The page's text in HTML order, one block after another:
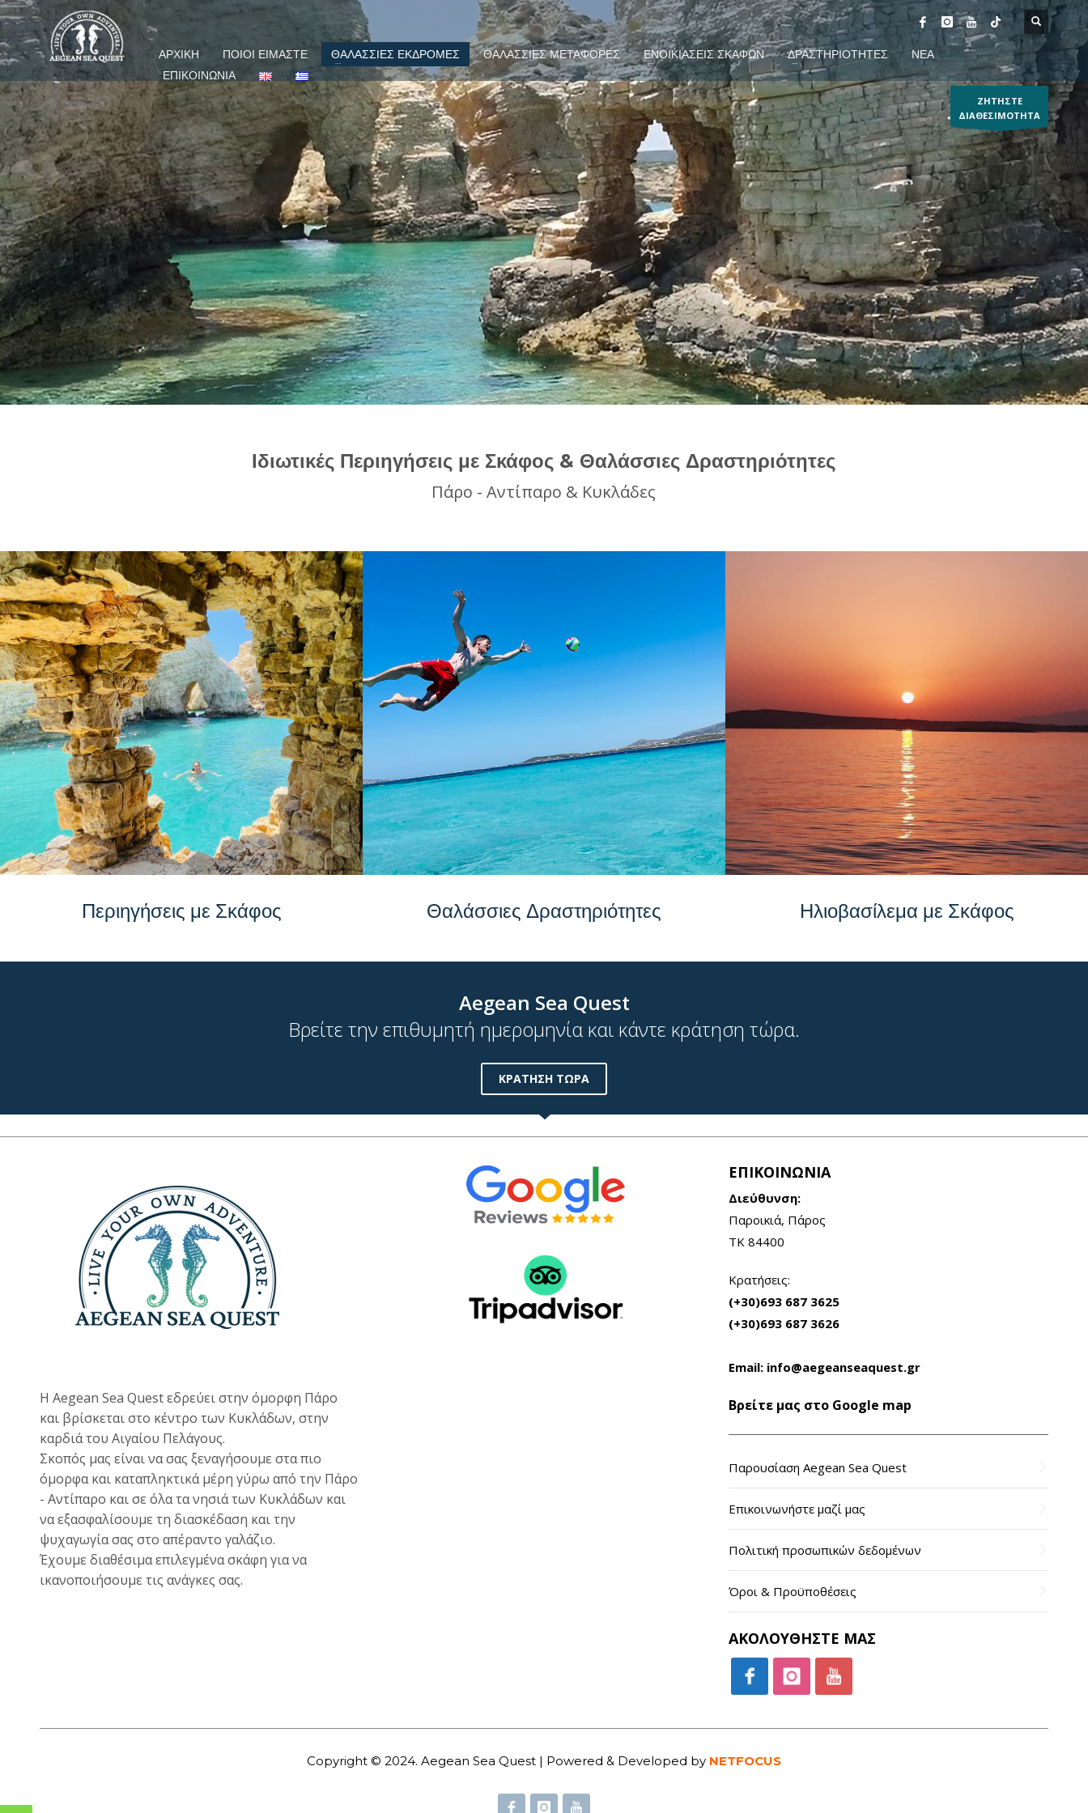
ΑΡΧΙΚΗ ΠΟΙΟΙ ΕΙΜΑΣΤΕ ΘΑΛΑΣΣΙΕΣ ΕΚΔΡΟΜΕΣ ΘΑΛΑΣΣΙΕΣ ΜΕΤΑΦΟΡΕΣ ΕΝΟΙΚΙΑΣΕΙΣ ΣΚΑΦΩΝ ΔΡΑΣΤΗΡΙΟΤΗΤΕΣ
ΝΕΑ
ΕΠΙΚΟΙΝΩΝΙΑ
ΖΗΤΗΣΤΕ
ΔΙΑΘΕΣΙΜΟΤΗΤΑ
Ιδιωτικές Περιηγήσεις με Σκάφος & Θαλάσσιες Δραστηριότητες
Πάρο - Αντίπαρο & Κυκλάδες
Περιηγήσεις με Σκάφος Θαλάσσιες Δραστηριότητες Ηλιοβασίλεμα με Σκάφος
Aegean Sea Quest
Βρείτε την επιθυμητή ημερομηνία και κάντε κράτηση τώρα.
ΚΡΑΤΗΣΗ ΤΩΡΑ
Η Aegean Sea Quest εδρεύει στην όμορφη Πάρο
και βρίσκεται στο κέντρο των Κυκλάδων, στην
καρδιά του Αιγαίου Πελάγους.
Σκοπός μας είναι να σας ξεναγήσουμε στα πιο
όμορφα και καταπληκτικά μέρη γύρω από την Πάρο
- Αντίπαρο και σε όλα τα νησιά των Κυκλάδων και
να εξασφαλίσουμε τη διασκέδαση και την
ψυχαγωγία σας στο απέραντο γαλάζιο.
Έχουμε διαθέσιμα επιλεγμένα σκάφη για να
ικανοποιήσουμε τις ανάγκες σας.
ΕΠΙΚΟΙΝΩΝΙΑ
Διεύθυνση:
Παροικιά, Πάρος
ΤΚ 84400
Κρατήσεις:
(+30)693 687 3625
(+30)693 687 3626
Email: info@aegeanseaquest.gr
Βρείτε μας στο Google map
Παρουσίαση Aegean Sea Quest
Επικοινωνήστε μαζί μας
Πολιτική προσωπικών δεδομένων
Όροι & Προϋποθέσεις
ΑΚΟΛΟΥΘΗΣΤΕ ΜΑΣ
Copyright © 2024. Aegean Sea Quest | Powered & Developed by NETFOCUS